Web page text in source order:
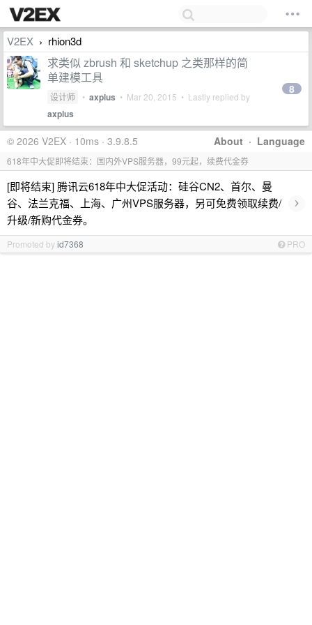
V2EX › rhion3d
求类似 zbrush 和 sketchup 之类那样的简
单建模工具
设计师 • axplus • Mar 20, 2015 • Lastly replied by
axplus
8
About · Language
© 2026 V2EX · 10ms · 3.9.8.5
618年中大促即将结束：国内外VPS服务器，99元起，续费代金券
[即将结束] 腾讯云618年中大促活动：硅谷CN2、首尔、曼
谷、法兰克福、上海、广州VPS服务器，另可免费领取续费/
升级/新购代金券。
›
Promoted byid7368 PRO